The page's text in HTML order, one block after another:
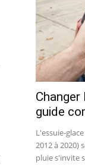
Changer
guide
L'essuie-
2012 à 2020)
pluie s'invite